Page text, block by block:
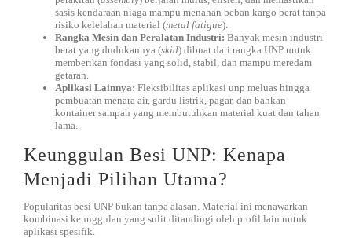
sasis kendaraan niaga mampu menahan beban kargo berat tanpa
risiko kelelahan material (metal fatigue).
Rangka Mesin dan Peralatan Industri: Banyak mesin industri
berat yang dudukannya (skid) dibuat dari rangka UNP untuk
memberikan fondasi yang solid, stabil, dan mampu meredam
getaran.
Aplikasi Lainnya: Fleksibilitas aplikasi unp meluas hingga
pembuatan menara air, gardu listrik, pagar, dan bahkan
kontainer sampah yang membutuhkan material kuat dan tahan
lama.
Keunggulan Besi UNP: Kenapa
Menjadi Pilihan Utama?
Popularitas besi UNP bukan tanpa alasan. Material ini menawarkan
kombinasi keunggulan yang sulit ditandingi oleh profil lain untuk
aplikasi spesifik.